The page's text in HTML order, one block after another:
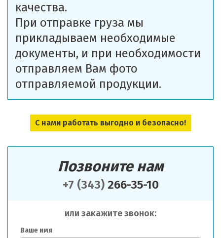
Позвоните нам
+7 (343)266-35-10
или закажите звонок:
Ваше имя
качества.
При отправке груза мы
прикладываем необходимые
документы, и при необходимости
отправляем Вам фото
отправляемой продукции.
С нами работать выгодно и безопасно!